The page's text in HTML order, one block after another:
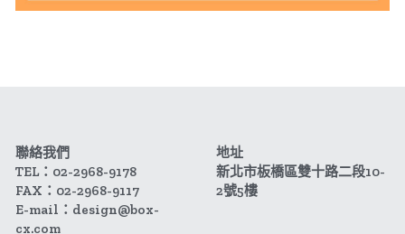
聯絡我們
TEL：02-2968-9178
FAX：02-2968-9117
E-mail：design@box-
cx.com
地址
新北市板橋區雙十路二段10-
2號5樓